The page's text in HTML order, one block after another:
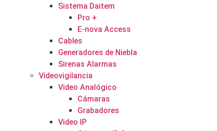
Sistema Daitem
Pro +
E-nova Access
Cables
Generadores de Niebla
Sirenas Alarmas
Videovigilancia
Video Analógico
Cámaras
Grabadores
Video IP